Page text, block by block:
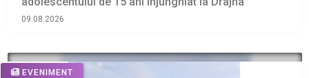
09.08.2026
EVENIMENT